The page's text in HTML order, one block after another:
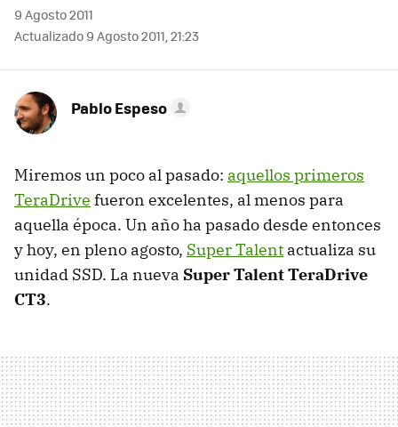
9 Agosto 2011
Actualizado 9 Agosto 2011, 21:23
Pablo Espeso
Miremos un poco al pasado: aquellos primeros
TeraDrive fueron excelentes, al menos para
aquella época. Un año ha pasado desde entonces
y hoy, en pleno agosto, Super Talent actualiza su
unidad SSD. La nueva Super Talent TeraDrive
CT3.